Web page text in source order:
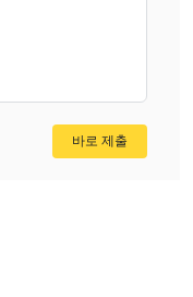
바로 제출